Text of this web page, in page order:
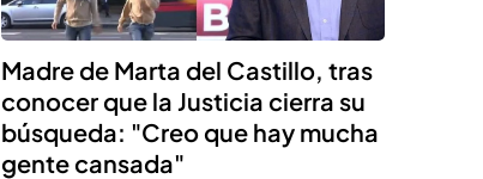
Madre de Marta del Castillo, tras
conocer que la Justicia cierra su
búsqueda: "Creo que hay mucha
gente cansada"